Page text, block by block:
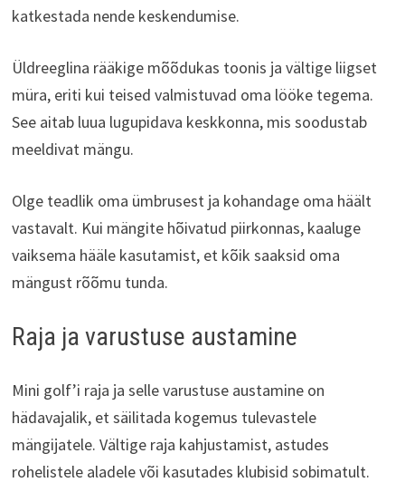
katkestada nende keskendumise.
Üldreeglina rääkige mõõdukas toonis ja vältige liigset
müra, eriti kui teised valmistuvad oma lööke tegema.
See aitab luua lugupidava keskkonna, mis soodustab
meeldivat mängu.
Olge teadlik oma ümbrusest ja kohandage oma häält
vastavalt. Kui mängite hõivatud piirkonnas, kaaluge
vaiksema hääle kasutamist, et kõik saaksid oma
mängust rõõmu tunda.
Raja ja varustuse austamine
Mini golf’i raja ja selle varustuse austamine on
hädavajalik, et säilitada kogemus tulevastele
mängijatele. Vältige raja kahjustamist, astudes
rohelistele aladele või kasutades klubisid sobimatult.